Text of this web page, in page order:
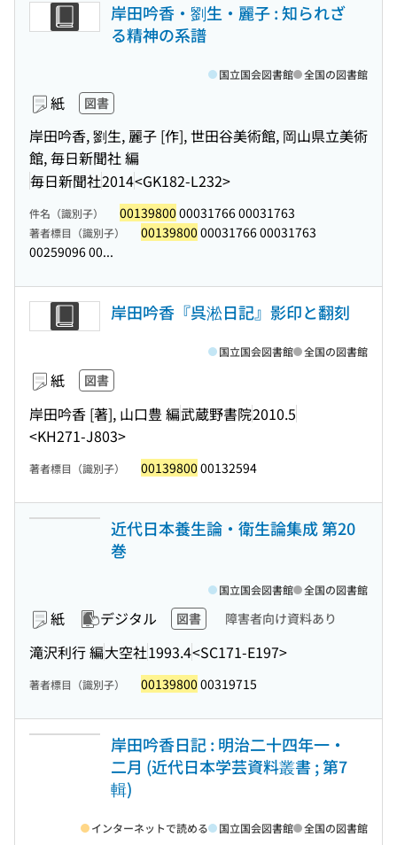
岸田吟香・劉生・麗子 : 知られざ
る精神の系譜
紙 図書
岸田吟香, 劉生, 麗子 [作], 世田谷美術館, 岡山県立美術
館, 毎日新聞社 編
毎日新聞社2014<GK182-L232>
国立国会図書館 全国の図書館
件名（識別子） 00139800 00031766 00031763
著者標目（識別子） 00139800 00031766 00031763
00259096 00...
岸田吟香『呉淞日記』影印と翻刻
紙 図書
岸田吟香 [著], 山口豊 編武蔵野書院2010.5
<KH271-J803>
国立国会図書館 全国の図書館
著者標目（識別子） 00139800 00132594
近代日本養生論・衛生論集成 第20
巻
紙 デジタル 図書 障害者向け資料あり
滝沢利行 編大空社1993.4<SC171-E197>
国立国会図書館 全国の図書館
著者標目（識別子） 00139800 00319715
岸田吟香日記 : 明治二十四年一・
二月 (近代日本学芸資料叢書 ; 第7
輯)
インターネットで読める 国立国会図書館 全国の図書館